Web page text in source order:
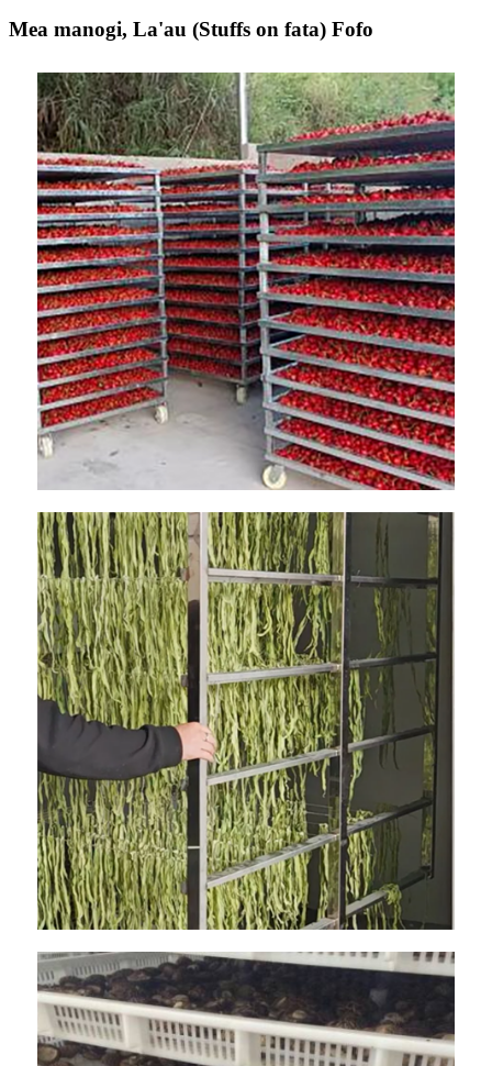
Mea manogi, La'au (Stuffs on fata) Fofo